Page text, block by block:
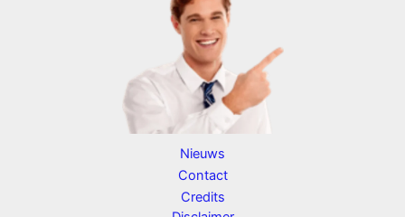
Nieuws
Contact
Credits